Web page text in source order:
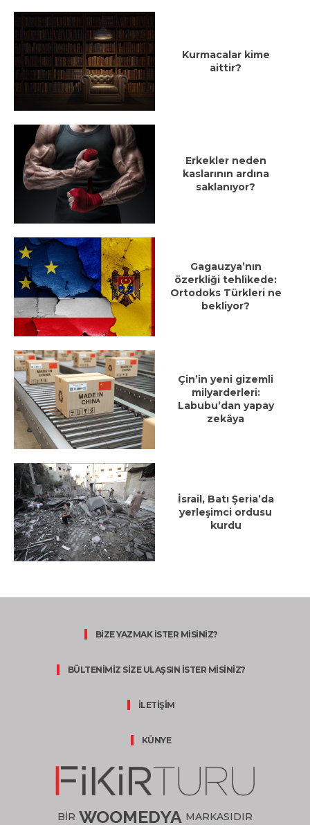
Kurmacalar kime
aittir?
Erkekler neden
kaslarının ardına
saklanıyor?
Gagauzya’nın
özerkliği tehlikede:
Ortodoks Türkleri ne
bekliyor?
Çin’in yeni gizemli
milyarderleri:
Labubu’dan yapay
zekâya
İsrail, Batı Şeria’da
yerleşimci ordusu
kurdu
BİZE YAZMAK İSTER MİSİNİZ?
BÜLTENİMİZ SİZE ULAŞSIN İSTER MİSİNİZ?
İLETİŞİM
KÜNYE
BİR WOOMEDYA MARKASIDIR